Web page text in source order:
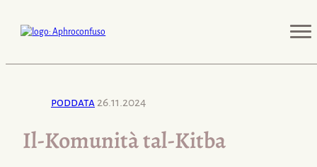
poddata 26.11.2024
Il-Komunitàtal-Kitba